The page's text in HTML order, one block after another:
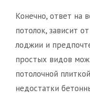
Конечно, ответ на
потолок, зависит
лоджии и
простых видов
потолочной
недостатки